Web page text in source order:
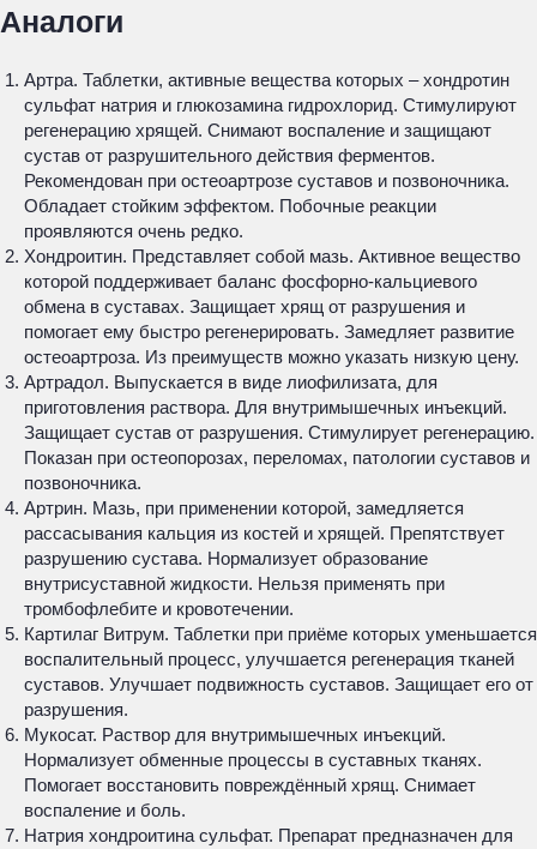
Аналоги
Артра. Таблетки, активные вещества которых – хондротин
сульфат натрия и глюкозамина гидрохлорид. Стимулируют
регенерацию хрящей. Снимают воспаление и защищают
сустав от разрушительного действия ферментов.
Рекомендован при остеоартрозе суставов и позвоночника.
Обладает стойким эффектом. Побочные реакции
проявляются очень редко.
Хондроитин. Представляет собой мазь. Активное вещество
которой поддерживает баланс фосфорно-кальциевого
обмена в суставах. Защищает хрящ от разрушения и
помогает ему быстро регенерировать. Замедляет развитие
остеоартроза. Из преимуществ можно указать низкую цену.
Артрадол. Выпускается в виде лиофилизата, для
приготовления раствора. Для внутримышечных инъекций.
Защищает сустав от разрушения. Стимулирует регенерацию.
Показан при остеопорозах, переломах, патологии суставов и
позвоночника.
Артрин. Мазь, при применении которой, замедляется
рассасывания кальция из костей и хрящей. Препятствует
разрушению сустава. Нормализует образование
внутрисуставной жидкости. Нельзя применять при
тромбофлебите и кровотечении.
Картилаг Витрум. Таблетки при приёме которых уменьшается
воспалительный процесс, улучшается регенерация тканей
суставов. Улучшает подвижность суставов. Защищает его от
разрушения.
Мукосат. Раствор для внутримышечных инъекций.
Нормализует обменные процессы в суставных тканях.
Помогает восстановить повреждённый хрящ. Снимает
воспаление и боль.
Натрия хондроитина сульфат. Препарат предназначен для